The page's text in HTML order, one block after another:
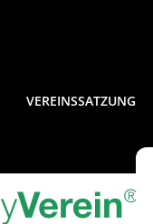
VEREINSSATZUNG